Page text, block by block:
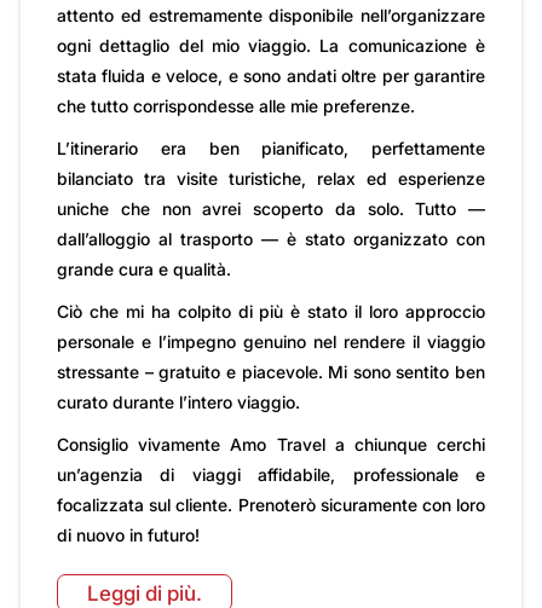
attento ed estremamente disponibile nell’organizzare
ogni dettaglio del mio viaggio. La comunicazione è
stata fluida e veloce, e sono andati oltre per garantire
che tutto corrispondesse alle mie preferenze.
L’itinerario era ben pianificato, perfettamente
bilanciato tra visite turistiche, relax ed esperienze
uniche che non avrei scoperto da solo. Tutto —
dall’alloggio al trasporto — è stato organizzato con
grande cura e qualità.
Ciò che mi ha colpito di più è stato il loro approccio
personale e l’impegno genuino nel rendere il viaggio
stressante – gratuito e piacevole. Mi sono sentito ben
curato durante l’intero viaggio.
Consiglio vivamente Amo Travel a chiunque cerchi
un’agenzia di viaggi affidabile, professionale e
focalizzata sul cliente. Prenoterò sicuramente con loro
di nuovo in futuro!
Leggi di più.